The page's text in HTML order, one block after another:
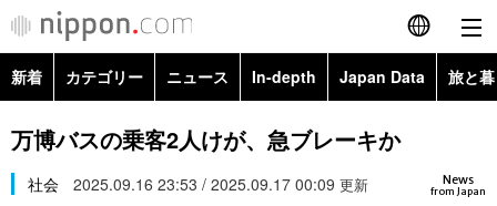
English
简体字
繁體字
新着 カテゴリー ニュース In-depth Japan Data 旅と
政治・外交
経済・ビジネス Images
万博バスの乗客2人けが、急ブレーキか
News
from Japan
社会 2025.09.16 23:53 / 2025.09.17 00:09 更新